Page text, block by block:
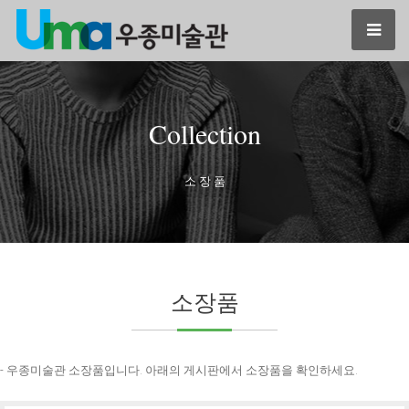
Collection
소 장 품
소장품
- 우종미술관 소장품입니다. 아래의 게시판에서 소장품을 확인하세요.